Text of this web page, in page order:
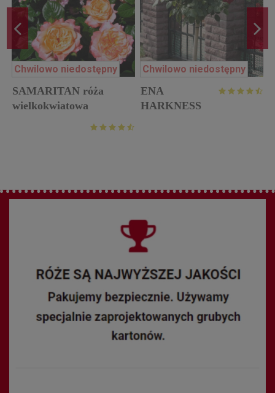
Chwilowo niedostępny
SAMARITAN róża
wielkokwiatowa
Chwilowo niedostępny
ENA
HARKNESS